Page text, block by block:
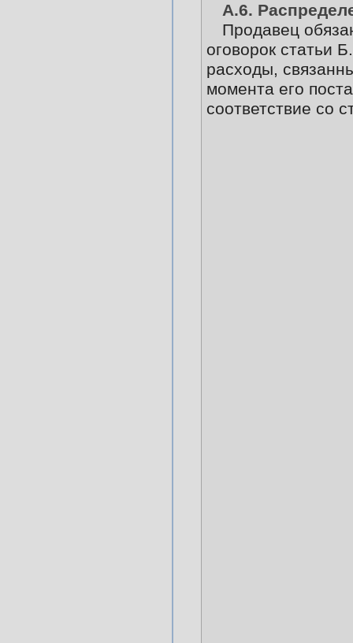
А.6.
Продавец
оговорок статьи
расходы,
момента его
соответствие со